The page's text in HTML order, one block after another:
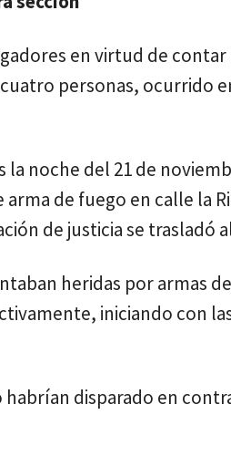
en virtud de
personas, ocurrido
noche del 21 de
de fuego en calle la
de justicia se trasladó
heridas por armas
iniciando con
disparado en